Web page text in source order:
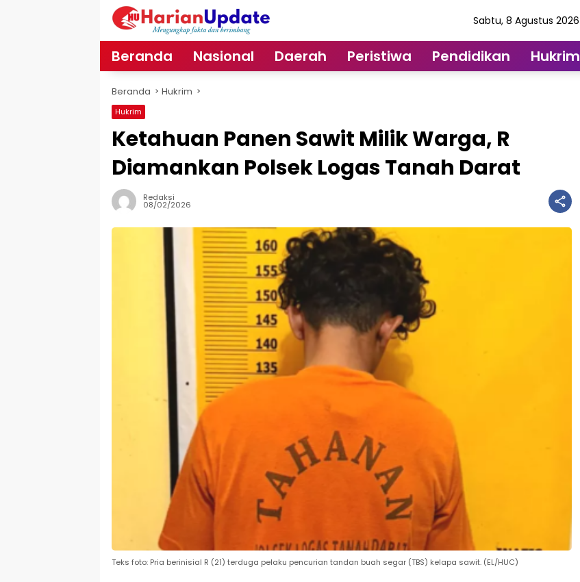
Sabtu, 8 Agustus 2026
Beranda Nasional Daerah Peristiwa Pendidikan Hukrim
Beranda Hukrim
Hukrim
Ketahuan Panen Sawit Milik Warga, R
Diamankan Polsek Logas Tanah Darat
Redaksi
08/02/2026
Teks foto: Pria berinisial R (21) terduga pelaku pencurian tandan buah segar (TBS) kelapa sawit. (EL/HUC)